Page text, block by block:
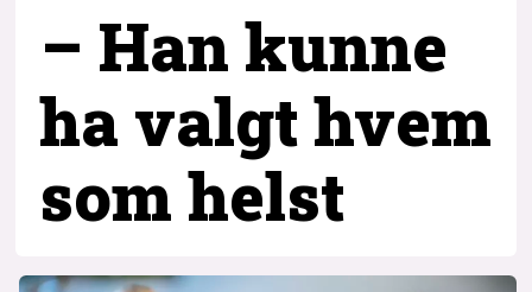
– Han kunne
ha valgt hvem
som helst